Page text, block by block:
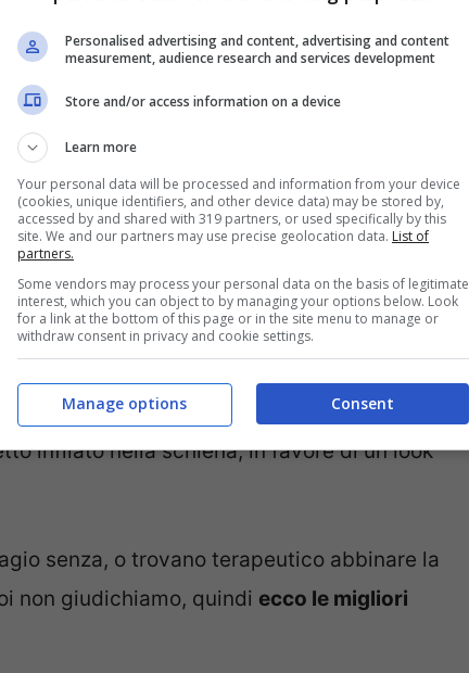
Intimissimi
reggiseno
scomodo ferretto
, e sappiamo tutte
infilato nella schiena, in favore di un look
senza, o trovano terapeutico abbinare la
non giudichiamo, quindi ecco le migliori
Personalised advertising and content, advertising and content
measurement, audience research and services development
Store and/or access information on a device
Learn more
Your personal data will be processed and information from your device
(cookies, unique identifiers, and other device data) may be stored by,
accessed by and shared with 319 partners, or used specifically by this
site. We and our partners may use precise geolocation data. List of
partners.
Some vendors may process your personal data on the basis of legitimate
interest, which you can object to by managing your options below. Look
for a link at the bottom of this page or in the site menu to manage or
withdraw consent in privacy and cookie settings.
Consent
Manage options